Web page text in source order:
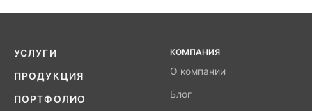
УСЛУГИ
ПРОДУКЦИЯ
ПОРТФОЛИО
КОМПАНИЯ
О компании
Блог